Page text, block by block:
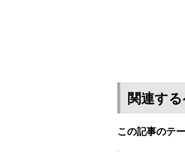
関連す
この記事のテ